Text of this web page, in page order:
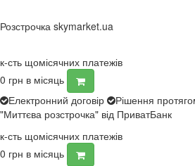
Розстрочка skymarket.ua
к-сть щомісячних платежів
0 грн в місяць
Електронний договір
Рішення
"Миттєва розстрочка" від ПриватБанк
к-сть щомісячних платежів
0 грн в місяць